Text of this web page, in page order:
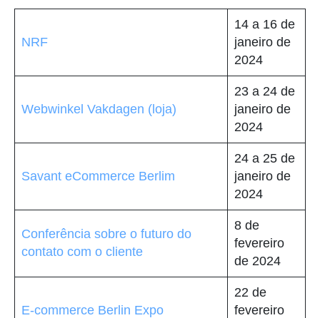
NRF
14 a 16 de
janeiro de
2024
Webwinkel Vakdagen (loja)
23 a 24 de
janeiro de
2024
Savant eCommerce Berlim
24 a 25 de
janeiro de
2024
Conferência sobre o futuro do
contato com o cliente
8 de
fevereiro
de 2024
E-commerce Berlin Expo
22 de
fevereiro